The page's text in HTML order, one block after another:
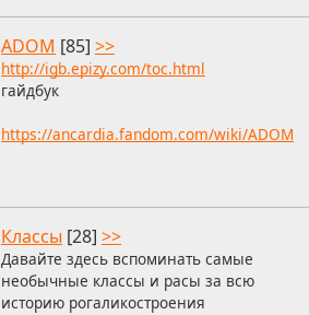
ADOM [85] >>
http://igb.epizy.com/toc.html
гайдбук
https://ancardia.fandom.com/wiki/ADOM
Классы [28] >>
Давайте здесь вспоминать самые
необычные классы и расы за всю
историю рогаликостроения